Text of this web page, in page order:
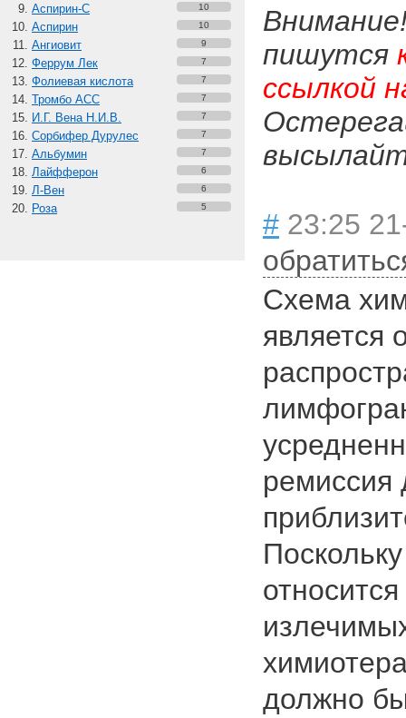
Аспирин-C 10
Аспирин 10
Ангиовит 9
Феррум Лек 7
Фолиевая кислота 7
Тромбо АСС 7
И.Г. Вена Н.И.В. 7
Сорбифер Дурулес 7
Альбумин 7
Лайфферон 6
Л-Вен 6
Роза 5
пишутся
ссылкой
# 23:25
Схема
является
ремиссия
должно